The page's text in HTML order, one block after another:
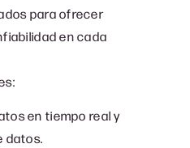
para ofrecer
en cada
en tiempo real y
datos.